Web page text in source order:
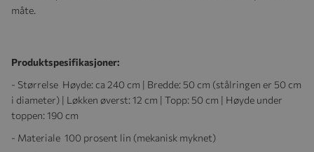
måte.
Produktspesifikasjoner:
- Størrelse Høyde: ca 240 cm | Bredde: 50 cm (stålringen er 50 cm
i diameter) | Løkken øverst: 12 cm | Topp: 50 cm | Høyde under
toppen: 190 cm
- Materiale 100 prosent lin (mekanisk myknet)